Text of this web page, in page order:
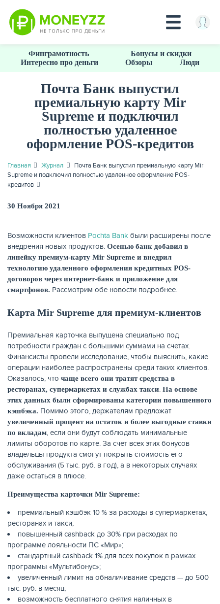
основному
содержанию
КРЕДИТЫ
КАРТЫ
ЗАЙМЫ
Финграмотность
Бонусы и скидки
Интересно про деньги
Обзоры Люди
Почта Банк выпустил
премиальную карту Mir
Supreme и подключил
полностью удаленное
оформление POS-кредитов
Главная Журнал
Почта Банк выпустил премиальную карту Mir
Supreme и подключил полностью удаленное оформление POS-
кредитов
30 Ноября 2021
Возможности клиентов Pochta Bank были расширены после
внедрения новых продуктов. Осенью банк добавил в
линейку премиум-карту Mir Supreme и внедрил
технологию удаленного оформления кредитных POS-
договоров через интернет-банк и приложение для
смартфонов. Рассмотрим обе новости подробнее.
Карта Mir Supreme для премиум-клиентов
Премиальная карточка выпущена специально под
потребности граждан с большими суммами на счетах.
Финансисты провели исследование, чтобы выяснить, какие
операции наиболее распространены среди таких клиентов.
Оказалось, что чаще всего они тратят средства в
ресторанах, супермаркетах и службах такси На основе
этих данных были сформированы категории повышенного
кэшбэка. Помимо этого, держателям предложат
увеличенный процент на остаток и более выгодные ставки
по вкладам , если они будут соблюдать минимальные
лимиты оборотов по карте. За счет всех этих бонусов
владельцы продукта смогут покрыть стоимость его
обслуживания (5 тыс. руб. в год), а в некоторых случаях
даже остаться в плюсе.
Преимущества карточки Mir Supreme:
премиальный кэшбэк 10 % за расходы в супермаркетах,
ресторанах и такси;
повышенный cashback до 30% при расходах по
программе лояльности ПС «Мир»;
стандартный cashback 1% для всех покупок в рамках
программы «Мультибонус»;
увеличенный лимит на обналичивание средств — до 500
тыс. руб. в месяц;
возможность бесплатного снятия наличных в